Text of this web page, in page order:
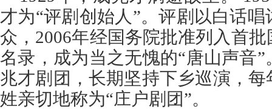
才为“评剧创始人”。评剧以白话
众，2006年经国务院批准列入首
名录，成为当之无愧的“唐山声音
兆才剧团，长期坚持下乡巡演，
姓亲切地称为“庄户剧团”。